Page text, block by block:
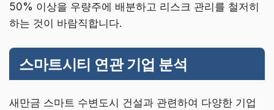
50% 이상을 우량주에 배분하고 리스크 관리를 철저히
하는 것이 바람직합니다.
스마트시티 연관 기업 분석
새만금 스마트 수변도시 건설과 관련하여 다양한 기업